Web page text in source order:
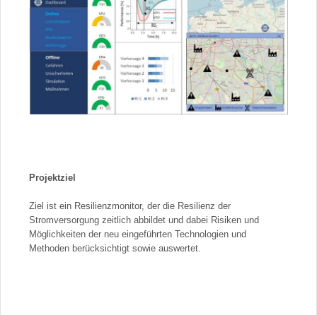
Projektziel
Ziel ist ein Resilienzmonitor, der die Resilienz der
Stromversorgung zeitlich abbildet und dabei Risiken und
Möglichkeiten der neu eingeführten Technologien und
Methoden berücksichtigt sowie auswertet.